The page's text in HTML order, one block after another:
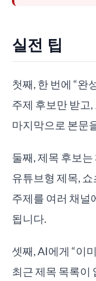
실전 팁
첫째, 한 번에 “완
주제 후보만 받고
마지막으로 본문
둘째, 제목 후보
유튜브형 제목,
주제를 여러 채널
됩니다.
셋째, AI에게 “이
최근 제목 목록이